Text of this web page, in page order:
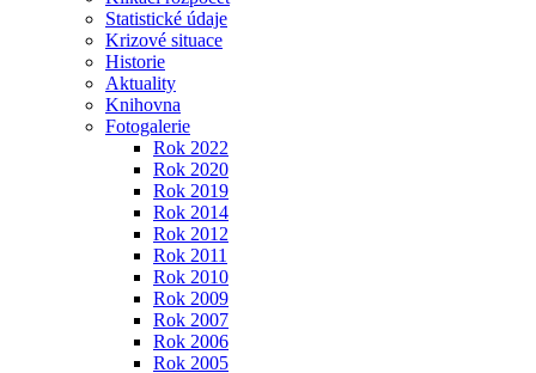
Statistické údaje
Krizové situace
Historie
Aktuality
Knihovna
Fotogalerie
Rok 2022
Rok 2020
Rok 2019
Rok 2014
Rok 2012
Rok 2011
Rok 2010
Rok 2009
Rok 2007
Rok 2006
Rok 2005